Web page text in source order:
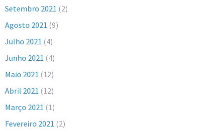
Setembro 2021 (2)
Agosto 2021 (9)
Julho 2021 (4)
Junho 2021 (4)
Maio 2021 (12)
Abril 2021 (12)
Março 2021 (1)
Fevereiro 2021 (2)